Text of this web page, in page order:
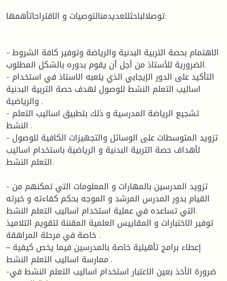
توصلالباحثللعديدمنالتوصيات و الاقتراحاتأهمها:
- الاهتمام بحصة التربية البدنية والرياضة وتوفير كافة الشروط
الضرورية للأستاذ من أجل أن يقوم بدوره بالشكل المطلوب.
- التأكيد على الدور الإيجابي الذي يلعبه الاستاذ في استخدام
اساليب التعلم النشط للوصول لهدف حصة التربية البدنية
والرياضية .
- تشجيع الرياضة المدرسية و ذلك بتطبيق اساليب التعلم
النشط .
- تزويد المتوسطات على الوسائل والتجهيزات الكافية للوصول
لأهداف حصة التربية البدنية و الرياضية باستخدام اساليب
التعلم النشط.
- تزويد المدرسين بالمهارات و المعلومات التي تمكنهم من
القيام بدور المدرس المرشد و الموجه بحكم كفاءته و خبرته
التي تساعده في عملية استخدام اساليب التعلم النشط.
توفير الاختبارات و المقاييس العلمية المقننة لتقويم التلاميذ
خاصة في مرحلة المراهقة .
– إعطاء برامج تأهيلية خاصة بالمدرسين فيما يخص كيفية
ممارسة اساليب التعلم النشط .
-ضرورة الأخذ بعين الاعتبار استخدام اساليب التعلم النشط في